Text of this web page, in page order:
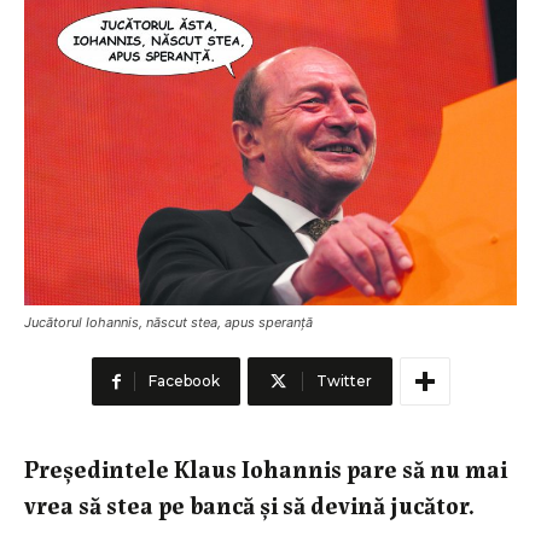
Jucătorul Iohannis, născut stea, apus speranță
Facebook Twitter
Președintele Klaus Iohannis pare să nu mai
vrea să stea pe bancă și să devină jucător.